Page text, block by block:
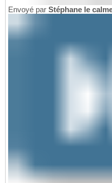
Envoyé par Stéphane le